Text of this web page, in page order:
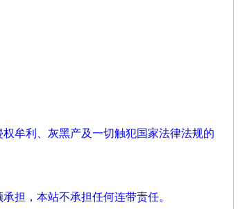
牟利、灰黑产及一切触犯国家法律法规的
担，本站不承担任何连带责任。